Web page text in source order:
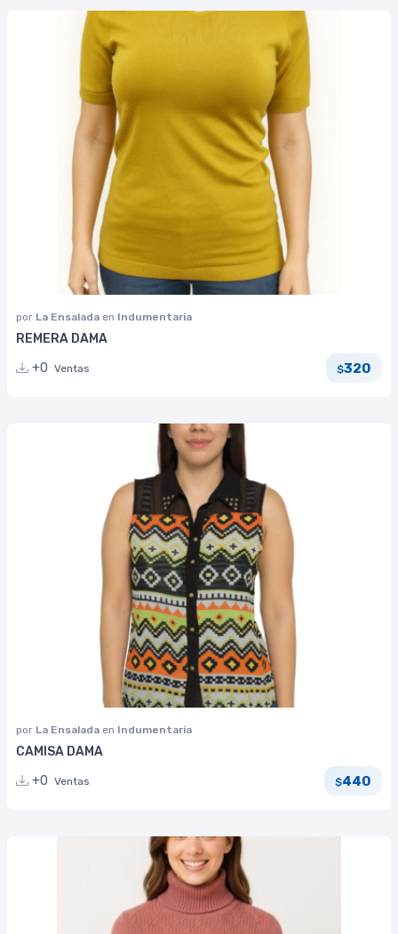
por La Ensalada en Indumentaria
REMERA DAMA
+0 Ventas $320
por La Ensalada en Indumentaria
CAMISA DAMA
+0 Ventas $440